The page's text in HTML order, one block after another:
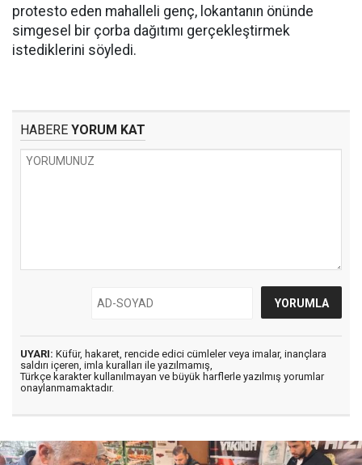
protesto eden mahalleli genç, lokantanın önünde
simgesel bir çorba dağıtımı gerçekleştirmek
istediklerini söyledi.
HABERE YORUM KAT
UYARI: Küfür, hakaret, rencide edici cümleler veya imalar, inançlara
saldırı içeren, imla kuralları ile yazılmamış,
Türkçe karakter kullanılmayan ve büyük harflerle yazılmış yorumlar
onaylanmamaktadır.